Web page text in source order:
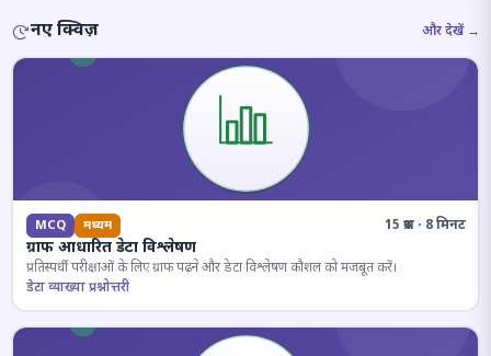
नए क्विज़ और देखें →
MCQ मध्यम 15 प्रश्न · 8 मिनट
ग्राफ आधारित डेटा विश्लेषण
प्रतिस्पर्धी परीक्षाओं के लिए ग्राफ पढ़ने और डेटा विश्लेषण कौशल को मजबूत करें।
डेटा व्याख्या प्रश्नोत्तरी